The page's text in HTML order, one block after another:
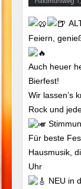
Feiern,
Auch heuer
Bierfest!
Wir lassen’s
Rock und
Für beste
Hausmusik,
Uhr
NEU in